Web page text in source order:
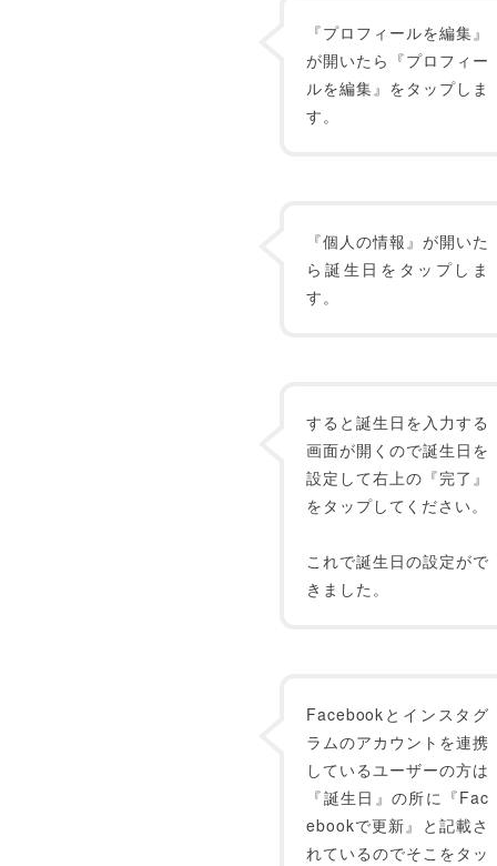
『プロフィールを編集』
が開いたら『プロフィー
ルを編集』をタップしま
す。
『個人の情報』が開いた
ら誕生日をタップしま
す。
すると誕生日を入力する
画面が開くので誕生日を
設定して右上の『完了』
をタップしてください。
これで誕生日の設定がで
きました。
Facebookとインスタグ
ラムのアカウントを連携
しているユーザーの方は
『誕生日』の所に『Fac
ebookで更新』と記載さ
れているのでそこをタッ